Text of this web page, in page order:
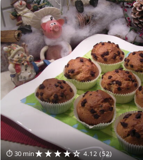
⏱ 30 min★★★★☆ 4.12 (52)